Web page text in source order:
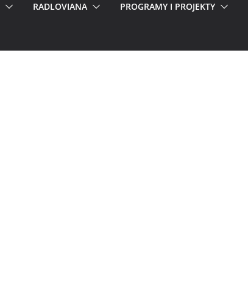
RADLOVIANA PROGRAMY I PROJEKTY